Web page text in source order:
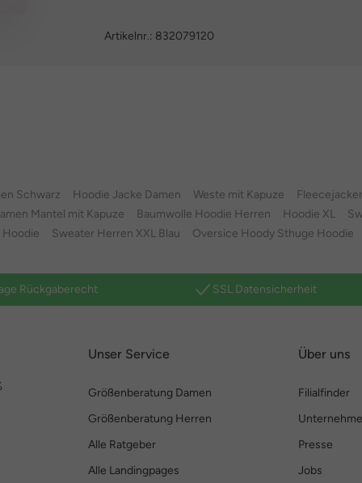
Artikelnr.: 832079120
Schwarz Hoodie Jacke Damen Weste mit Kapuze
Mantel mit Kapuze
Baumwolle Hoodie Herren Hoodie XL
Hoodie
Sweater Herren XXL Blau Oversice Hoody Sthuge Hoodie
Rückgaberecht SSL Datensicherheit
Unser Service
Größenberatung Damen
Größenberatung Herren
Alle Ratgeber
Alle Landingpages
Über uns
Filialfinder
Presse
Jobs